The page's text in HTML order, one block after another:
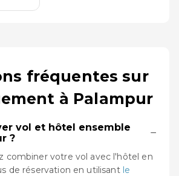
fréquentes sur
à Palampur
vol et hôtel ensemble
?
−
combiner votre vol avec l'hôtel en
de réservation en utilisant le